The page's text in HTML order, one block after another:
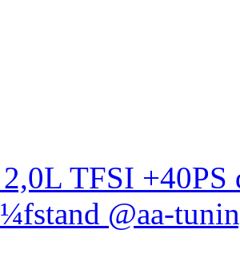
TFSI +40PS
@aa-